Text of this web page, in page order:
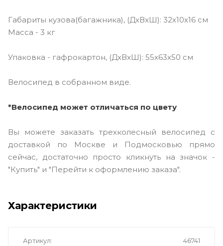
Габариты кузова(багажника), (ДxВxШ): 32x10x16 см
Масса - 3 кг
Упаковка - гафрокартон, (ДxВxШ): 55x63x50 см
Велосипед в собранном виде.
*Велосипед может отличаться по цвету
Вы можете заказать трехколесный велосипед с
доставкой по Москве и Подмосковью прямо
сейчас, достаточно просто кликнуть на значок -
"Купить" и "Перейти к оформлению заказа".
Характеристики
Артикул 46741